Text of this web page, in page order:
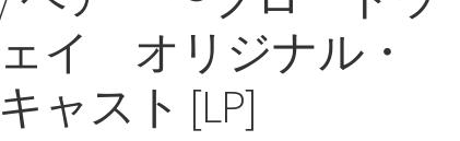
ェイ オリジナル・
キャスト [LP]